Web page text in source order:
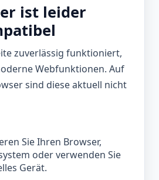
ist leider
zuverlässig funktioniert,
Webfunktionen. Auf
sind diese aktuell nicht
Sie Ihren Browser,
oder verwenden Sie
Gerät.